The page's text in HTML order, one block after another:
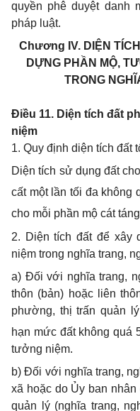
quyền phêduyệt danh
pháp luật.
Chương IV. DIỆN
DỰNG PHẦN MỘ,
TRONG
Điều 11. Diện tích đất
niệm
1. Quy định diện tích đất
Diện tích sử dụng đất
cất một lần tối đa không
cho mỗi phần mộ cát
2. Diện tích đất để xây
niệm trong nghĩa trang,
a) Đối với nghĩa trang,
thôn (bản) hoặc liên
phường, thị trấn quản lý
hạn mức đất không quá
tưởng niệm.
b) Đối với nghĩa trang,
xã hoặc do Ủy ban nhân
quản lý (nghĩa trang,